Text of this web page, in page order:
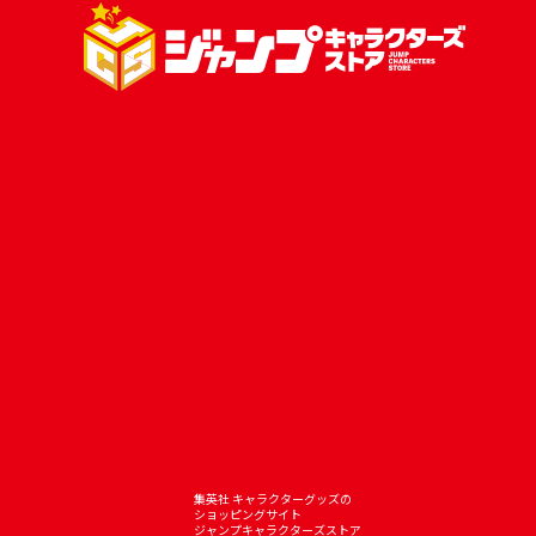
集英社 キャラクターグッズの
ショッピングサイト
ジャンプキャラクターズストア